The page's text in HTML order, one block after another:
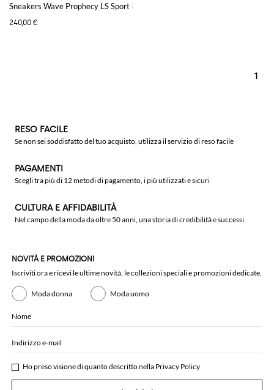
Sneakers Wave Prophecy LS Sport in mesh e gomma
240,00 €
1
RESO FACILE
Se non sei soddisfatto del tuo acquisto, utilizza il servizio di reso facile
PAGAMENTI
Scegli tra più di 12 metodi di pagamento, i più utilizzati e sicuri
CULTURA E AFFIDABILITÀ
Nel campo della moda da oltre 50 anni, una storia di credibilità e successi
NOVITÀ E PROMOZIONI
Iscriviti ora e ricevi le ultime novità, le collezioni speciali e promozioni dedicate.
Moda donna Moda uomo
Nome
Indirizzo e-mail
Ho preso visione di quanto descritto nella Privacy Policy